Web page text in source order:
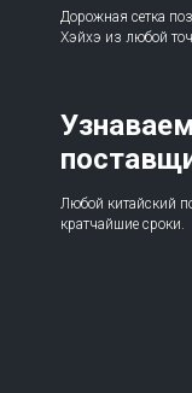
Дорожная сетка
Хэйхэ из любой
Любой китайский
кратчайшие сроки.